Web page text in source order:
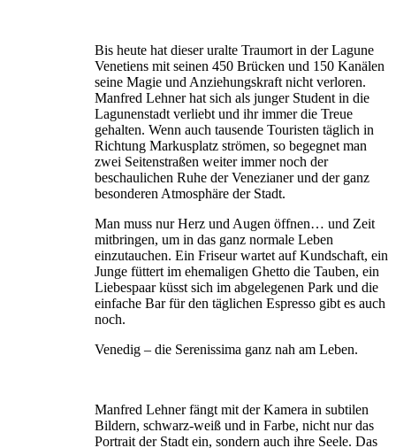
Bis heute hat dieser uralte Traumort in der Lagune
Venetiens mit seinen 450 Brücken und 150 Kanälen
seine Magie und Anziehungskraft nicht verloren.
Manfred Lehner hat sich als junger Student in die
Lagunenstadt verliebt und ihr immer die Treue
gehalten. Wenn auch tausende Touristen täglich in
Richtung Markusplatz strömen, so begegnet man
zwei Seitenstraßen weiter immer noch der
beschaulichen Ruhe der Venezianer und der ganz
besonderen Atmosphäre der Stadt.
Man muss nur Herz und Augen öffnen… und Zeit
mitbringen, um in das ganz normale Leben
einzutauchen. Ein Friseur wartet auf Kundschaft, ein
Junge füttert im ehemaligen Ghetto die Tauben, ein
Liebespaar küsst sich im abgelegenen Park und die
einfache Bar für den täglichen Espresso gibt es auch
noch.
Venedig – die Serenissima ganz nah am Leben.
Manfred Lehner fängt mit der Kamera in subtilen
Bildern, schwarz-weiß und in Farbe, nicht nur das
Portrait der Stadt ein, sondern auch ihre Seele. Das